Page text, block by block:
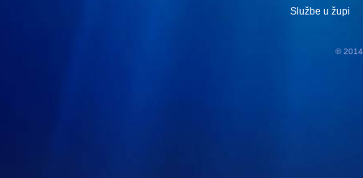
Službe u župi
© 2014